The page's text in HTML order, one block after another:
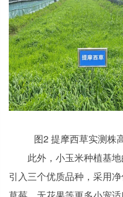
图2 提摩西草实测株
此外，小玉米种植基
引入三个优质品种，采用